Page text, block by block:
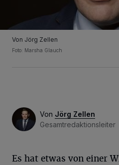
Von Jörg Zellen
Foto: Marsha Glauch
Von Jörg Zellen
Gesamtredaktionsleiter
Es hat etwas von einer